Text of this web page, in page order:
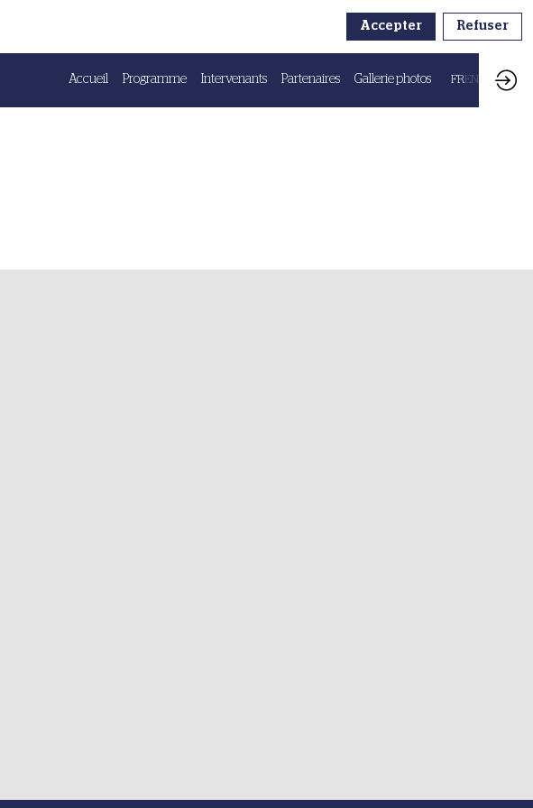
Accueil Programme Intervenants Partenaires Gallerie photos FR EN
Accepter Refuser